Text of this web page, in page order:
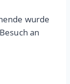
wurde
an